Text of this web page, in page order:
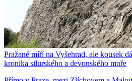
Pražané míří na Vyšehrad, ale kousek
kronika silurského a devonského moře